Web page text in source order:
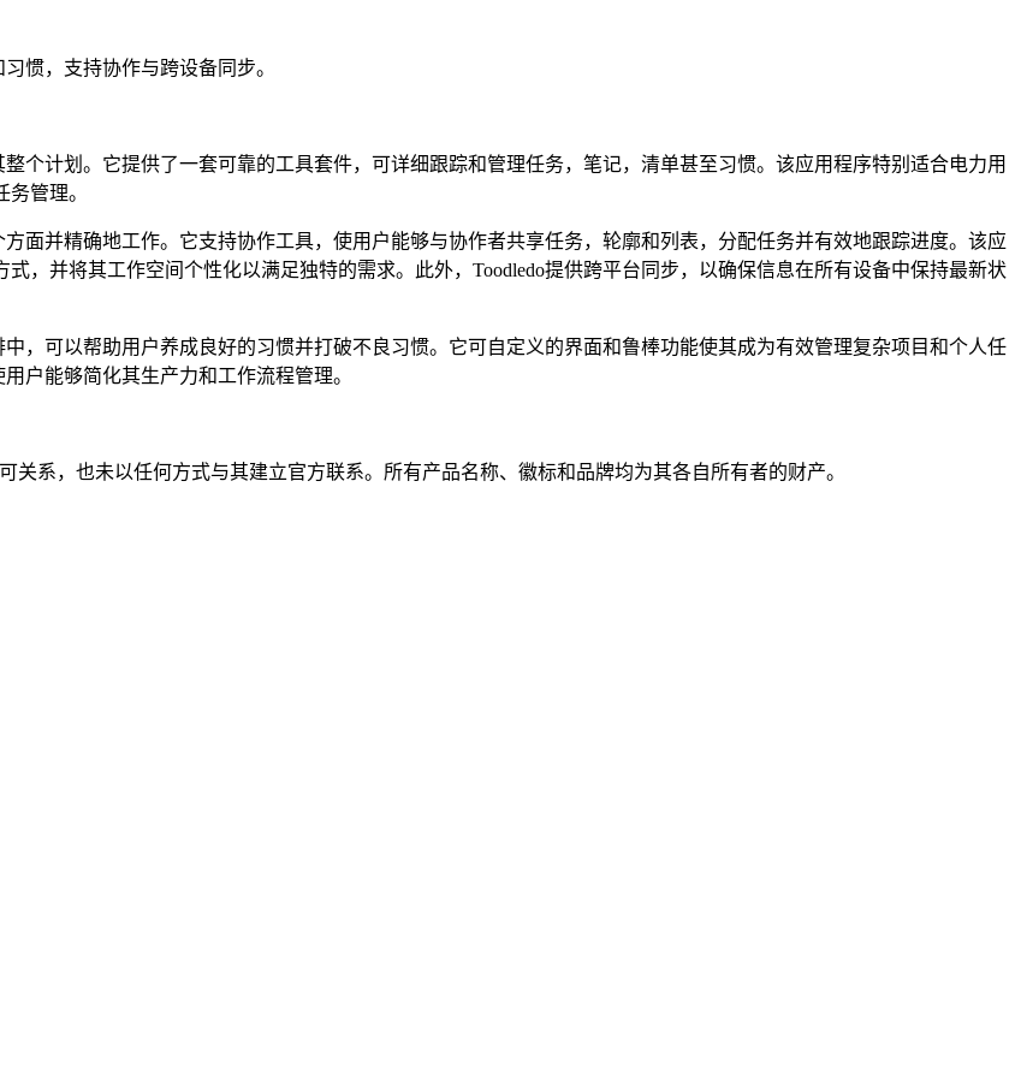
惯，支持协作与跨设备同步。
个计划。它提供了一套可靠的工具套件，可详细跟踪和管理任务，笔记，清单甚至习惯。该应用程序特别适合电力用
管理。
面并精确地工作。它支持协作工具，使用户能够与协作者共享任务，轮廓和列表，分配任务并有效地跟踪进度。该应
，并将其工作空间个性化以满足独特的需求。此外，Toodledo提供跨平台同步，以确保信息在所有设备中保持最新状
，可以帮助用户养成良好的习惯并打破不良习惯。它可自定义的界面和鲁棒功能使其成为有效管理复杂项目和个人任
户能够简化其生产力和工作流程管理。
关系，也未以任何方式与其建立官方联系。所有产品名称、徽标和品牌均为其各自所有者的财产。